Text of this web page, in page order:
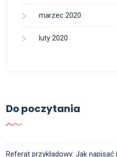
marzec 2020
luty 2020
Do poczytania
Referat przykładowy: Jak